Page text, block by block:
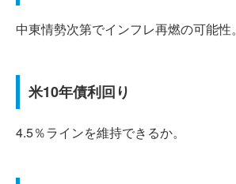
中東情勢次第でインフレ再燃の可能性。
米10年債利回り
4.5％ラインを維持できるか。